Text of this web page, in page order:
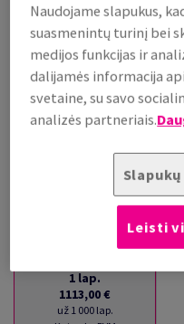
PRISTATYMAS
(NEGRĄŽINAMA PREKĖ)
lap.
1 lap.
1113,00 €
už 1 000 lap.
Naudojame slapukus,
suasmenintų turinį bei
medijos funkcijas ir
dalijamės informacija
svetaine, su savo
analizės partneriais.
Leisti